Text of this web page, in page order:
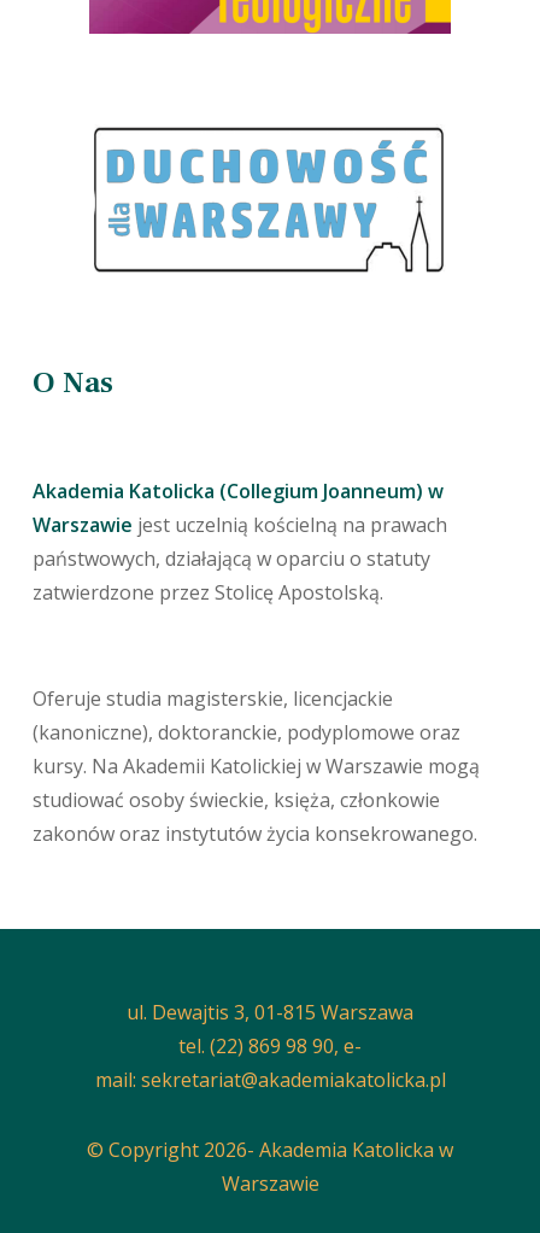
O Nas
Akademia Katolicka (Collegium Joanneum) w
Warszawie jest uczelnią kościelną na prawach
państwowych, działającą w oparciu o statuty
zatwierdzone przez Stolicę Apostolską.
Oferuje studia magisterskie, licencjackie
(kanoniczne), doktoranckie, podyplomowe oraz
kursy. Na Akademii Katolickiej w Warszawie mogą
studiować osoby świeckie, księża, członkowie
zakonów oraz instytutów życia konsekrowanego.
ul. Dewajtis 3, 01-815 Warszawa
tel. (22) 869 98 90, e-
mail: sekretariat@akademiakatolicka.pl
© Copyright 2026- Akademia Katolicka w
Warszawie